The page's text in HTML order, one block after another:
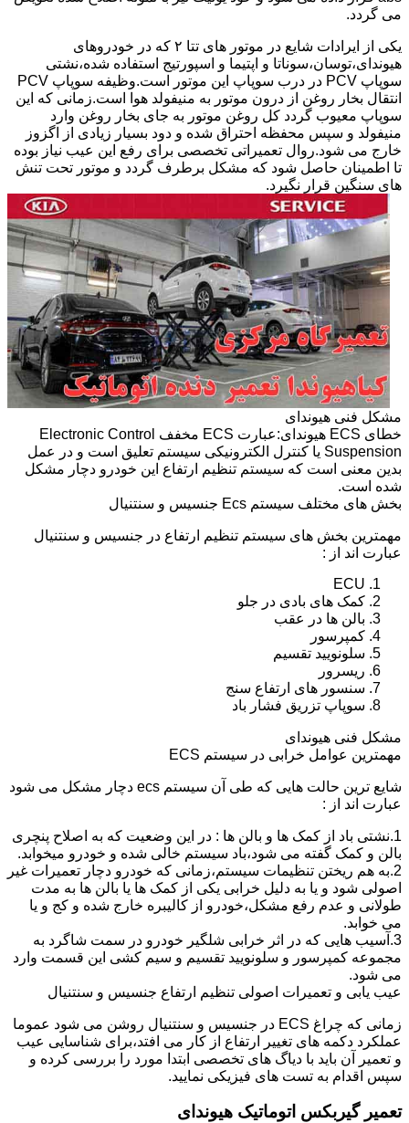
می گردد.
یکی از ایرادات شایع در موتور های تتا ۲ که در خودروهای
هیوندای،توسان،سوناتا و اپتیما و اسپورتیج استفاده شده،نشتی
سوپاپ PCV در درب سوپاپ این موتور است.وظیفه سوپاپ PCV
انتقال بخار روغن از درون موتور به منیفولد هوا است.زمانی که این
سوپاپ معیوب گردد کل روغن موتور به جای بخار روغن وارد
منیفولد و سپس محفظه احتراق شده و دود بسیار زیادی از اگزوز
خارج می شود.روال تعمیراتی تخصصی برای رفع این عیب نیاز بوده
تا اطمینان حاصل شود که مشکل برطرف گردد و موتور تحت تنش
های سنگین قرار نگیرد.
مشکل فنی هیوندای
خطای ECS هیوندای:عبارت ECS مخفف Electronic Control
Suspension یا کنترل الکترونیکی سیستم تعلیق است و در عمل
بدین معنی است که سیستم تنظیم ارتفاع این خودرو دچار مشکل
شده است.
بخش های مختلف سیستم Ecs جنسیس و سنتنیال
مهمترین بخش های سیستم تنظیم ارتفاع در جنسیس و سنتنیال
عبارت اند از :
ECU
کمک های بادی در جلو
بالن ها در عقب
کمپرسور
سلونویید تقسیم
ریسرور
سنسور های ارتفاع سنج
سوپاپ تزریق فشار باد
مشکل فنی هیوندای
مهمترین عوامل خرابی در سیستم ECS
شایع ترین حالت هایی که طی آن سیستم ecs دچار مشکل می شود
عبارت اند از :
1.نشتی باد از کمک ها و بالن ها : در این وضعیت که به اصلاح پنچری
بالن و کمک گفته می شود،باد سیستم خالی شده و خودرو میخوابد.
2.به هم ریختن تنظیمات سیستم،زمانی که خودرو دچار تعمیرات غیر
اصولی شود و یا به دلیل خرابی یکی از کمک ها یا بالن ها به مدت
طولانی و عدم رفع مشکل،خودرو از کالیبره خارج شده و کج و یا
می خوابد.
3.آسیب هایی که در اثر خرابی شلگیر خودرو در سمت شاگرد به
مجموعه کمپرسور و سلونویید تقسیم و سیم کشی این قسمت وارد
می شود.
عیب یابی و تعمیرات اصولی تنظیم ارتفاع جنسیس و سنتنیال
زمانی که چراغ ECS در جنسیس و سنتنیال روشن می شود عموما
عملکرد دکمه های تغییر ارتفاع از کار می افتد،برای شناسایی عیب
و تعمیر آن باید با دیاگ های تخصصی ابتدا مورد را بررسی کرده و
سپس اقدام به تست های فیزیکی نمایید.
تعمیر گیربکس اتوماتیک هیوندای